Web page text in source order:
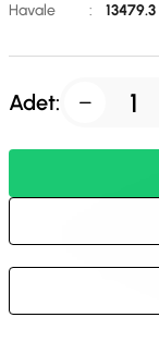
Havale
:
Adet: